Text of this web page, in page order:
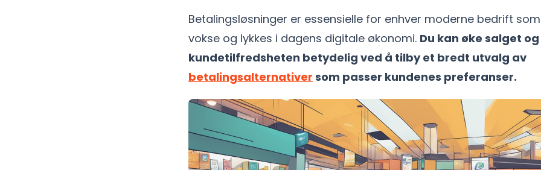
Betalingsløsninger er essensielle for enhver moderne bedrift
vokse og lykkes i dagens digitale økonomi. Du kan øke salget og
kundetilfredsheten betydelig ved å tilby et bredt utvalg av
betalingsalternativer som passer kundenes preferanser.